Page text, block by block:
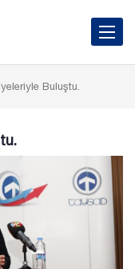
Toggle
Buluştu.